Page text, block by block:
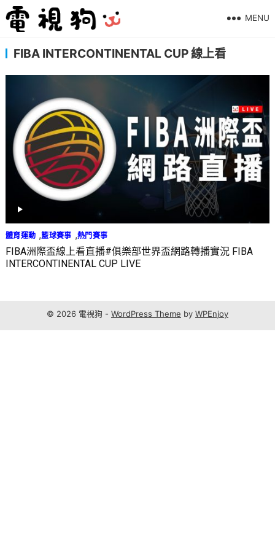
MENU
FIBA INTERCONTINENTAL CUP 線上看
體育運動 ,籃球賽事 ,熱門賽事
FIBA洲際盃線上看直播#俱樂部世界盃網路轉播實況 FIBA
INTERCONTINENTAL CUP LIVE
© 2026 電視狗 - WordPress Theme by WPEnjoy